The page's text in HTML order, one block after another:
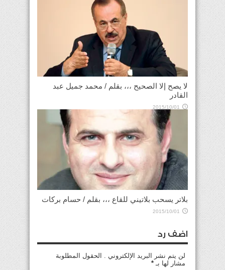
لا يصح إلا الصحيح ،،، بقلم / محمد جميل عبد
القادر
2015/10/01
بلاتر يسحب بلاتيني للقاع ،،، بقلم / حسام بركات
2015/10/01
اضف رد
لن يتم نشر البريد الإلكتروني . الحقول المطلوبة
مشار لها بـ *